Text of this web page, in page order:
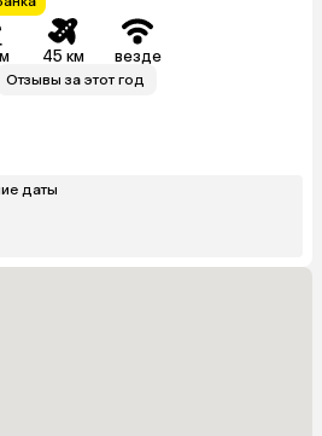
45 км везде
Отзывы за этот год
даты